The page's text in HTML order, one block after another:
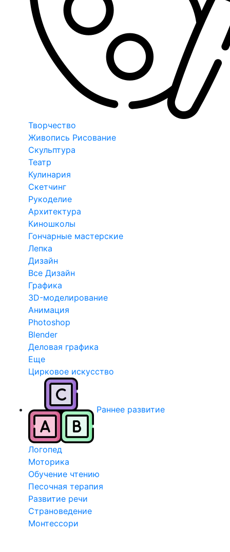
Творчество
Живопись Рисование
Скульптура
Театр
Кулинария
Скетчинг
Рукоделие
Архитектура
Киношколы
Гончарные мастерские
Лепка
Дизайн
Все Дизайн
Графика
3D-моделирование
Анимация
Photoshop
Blender
Деловая графика
Еще
Цирковое искусство
Раннее развитие
Логопед
Моторика
Обучение чтению
Песочная терапия
Развитие речи
Страноведение
Монтессори